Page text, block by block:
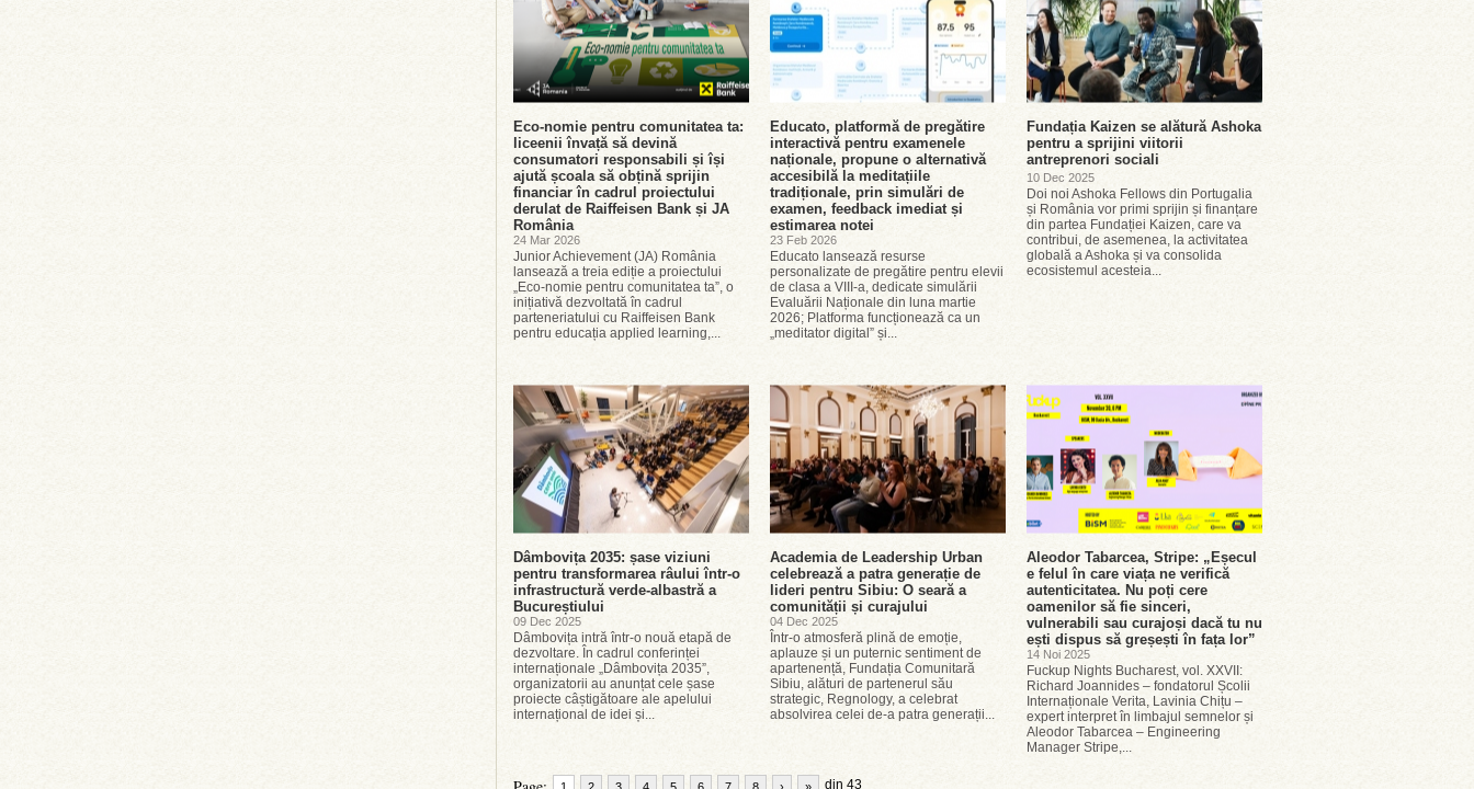
Eco-nomie pentru comunitatea ta:
liceenii învață să devină
consumatori responsabili și își
ajută școala să obțină sprijin
financiar în cadrul proiectului
derulat de Raiffeisen Bank și JA
România
24 Mar 2026
Junior Achievement (JA) România
lansează a treia ediție a proiectului
„Eco-nomie pentru comunitatea ta”, o
inițiativă dezvoltată în cadrul
parteneriatului cu Raiffeisen Bank
pentru educația applied learning,...
Educato, platformă de pregătire
interactivă pentru examenele
naționale, propune o alternativă
accesibilă la meditațiile
tradiționale, prin simulări de
examen, feedback imediat și
estimarea notei
23 Feb 2026
Educato lansează resurse
personalizate de pregătire pentru elevii
de clasa a VIII-a, dedicate simulării
Evaluării Naționale din luna martie
2026; Platforma funcționează ca un
„meditator digital” și...
Fundația Kaizen se alătură Ashoka
pentru a sprijini viitorii
antreprenori sociali
10 Dec 2025
Doi noi Ashoka Fellows din Portugalia
și România vor primi sprijin și finanțare
din partea Fundației Kaizen, care va
contribui, de asemenea, la activitatea
globală a Ashoka și va consolida
ecosistemul acesteia...
Dâmbovița 2035: șase viziuni
pentru transformarea râului într-o
infrastructură verde-albastră a
Bucureștiului
09 Dec 2025
Dâmbovița intră într-o nouă etapă de
dezvoltare. În cadrul conferinței
internaționale „Dâmbovița 2035”,
organizatorii au anunțat cele șase
proiecte câștigătoare ale apelului
internațional de idei și...
Academia de Leadership Urban
celebrează a patra generație de
lideri pentru Sibiu: O seară a
comunității și curajului
04 Dec 2025
Într-o atmosferă plină de emoție,
aplauze și un puternic sentiment de
apartenență, Fundația Comunitară
Sibiu, alături de partenerul său
strategic, Regnology, a celebrat
absolvirea celei de-a patra generații...
Aleodor Tabarcea, Stripe: „Eșecul
e felul în care viața ne verifică
autenticitatea. Nu poți cere
oamenilor să fie sinceri,
vulnerabili sau curajoși dacă tu nu
ești dispus să greșești în fața lor”
14 Noi 2025
Fuckup Nights Bucharest, vol. XXVII:
Richard Joannides – fondatorul Școlii
Internaționale Verita, Lavinia Chițu –
expert interpret în limbajul semnelor și
Aleodor Tabarcea – Engineering
Manager Stripe,...
din 43